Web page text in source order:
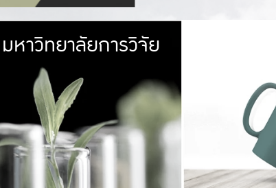
มหาวิทยาลัย
เกษตรศาสตร์ มีพื้นที่เขียวสดใส หนาแน่น
เป็นป่าในเมือง (URBAN FOREST)
เกษตรในเมือง (URBAN AGRICULTURE)
ที่นับรวมกันได้ประมาณ 1,400 ไร่
มหาวิทยาลัยการวิจัย